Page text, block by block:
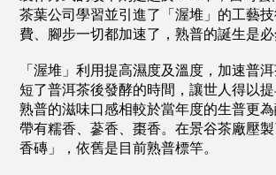
茶葉公司學習並引進了「渥堆」的工藝
費、腳步一切都加速了，熟普的誕生是必
「渥堆」利用提高濕度及溫度，加速普
短了普洱茶後發酵的時間，讓世人得以提
熟普的滋味口感相較於當年度的生普更
帶有糯香、蔘香、棗香。在景谷茶廠壓
香磚」，依舊是目前熟普標竿。